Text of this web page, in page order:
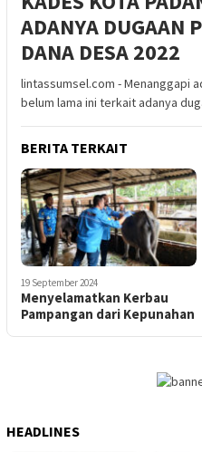
ADANYA DUGAAN
DANA DESA 2022
lintassumsel.com - Menanggapi
belum lama ini terkait adanya
BERITA TERKAIT
19 September 2024
Menyelamatkan Kerbau
Pampangan dari Kepunahan
HEADLINES